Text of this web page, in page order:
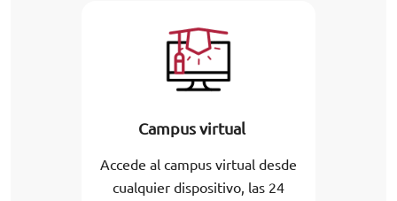
Campus virtual
Accede al campus virtual desde
cualquier dispositivo, las 24